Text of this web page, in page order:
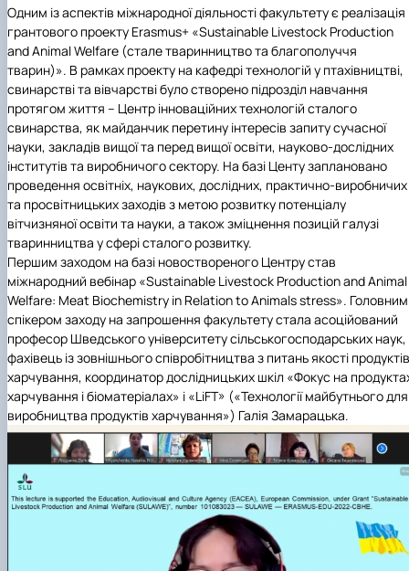
Одним із аспектів міжнародної діяльності факультету є реалізація
грантового проекту Erasmus+ «Sustainable Livestock Production
and Animal Welfare (стале тваринництво та благополуччя
тварин)». В рамках проекту на кафедрі технологій у птахівництві,
свинарстві та вівчарстві було створено підрозділ навчання
протягом життя – Центр інноваційних технологій сталого
свинарства, як майданчик перетину інтересів запиту сучасної
науки, закладів вищої та перед вищої освіти, науково-дослідних
інститутів та виробничого сектору. На базі Центу заплановано
проведення освітніх, наукових, дослідних, практично-виробничих
та просвітницьких заходів з метою розвитку потенціалу
вітчизняної освіти та науки, а також зміцнення позицій галузі
тваринництва у сфері сталого розвитку.
Першим заходом на базі новоствореного Центру став
міжнародний вебінар «Sustainable Livestock Production and Animal
Welfare: Meat Biochemistry in Relation to Animals stress». Головним
спікером заходу на запрошення факультету стала асоційований
професор Шведського університету сільськогосподарських наук,
фахівець із зовнішнього співробітництва з питань якості продуктів
харчування, координатор дослідницьких шкіл «Фокус на
харчування і біоматеріалах» і «LiFT» («Технології майбутнього для
виробництва продуктів харчування») Галія Замарацька.